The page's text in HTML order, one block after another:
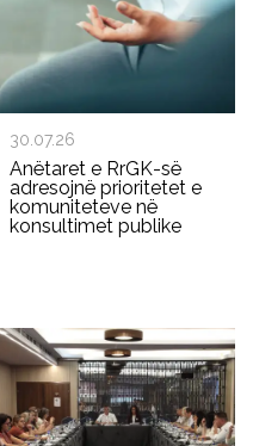
30.07.26
Anëtaret e RrGK-së
adresojnë prioritetet e
komuniteteve në
konsultimet publike